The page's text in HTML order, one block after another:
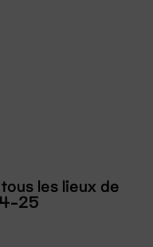
les lieux de
25